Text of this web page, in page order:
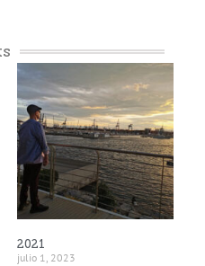
2021
julio 1, 2023